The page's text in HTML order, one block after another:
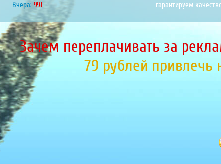
Вчера: 1194
гарантируем
Зачем переплачивать за
79 рублей